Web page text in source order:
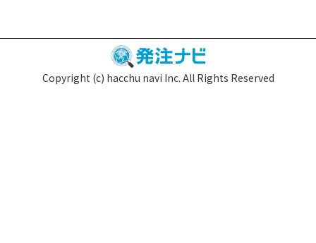
Copyright (c) hacchu navi Inc. All Rights Reserved